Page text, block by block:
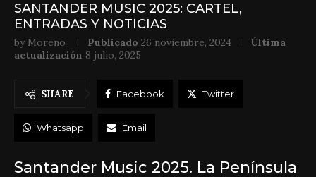
SANTANDER MUSIC 2025: CARTEL,
ENTRADAS Y NOTICIAS
by Moreno Publicado 26 noviembre, 2024
Última
actualización 8 julio, 2025
SHARE Facebook Twitter
Whatsapp Email
Santander Music 2025. La Península